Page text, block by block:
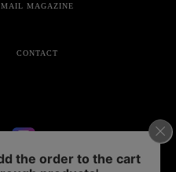
MAIL MAGAZINE
CONTACT